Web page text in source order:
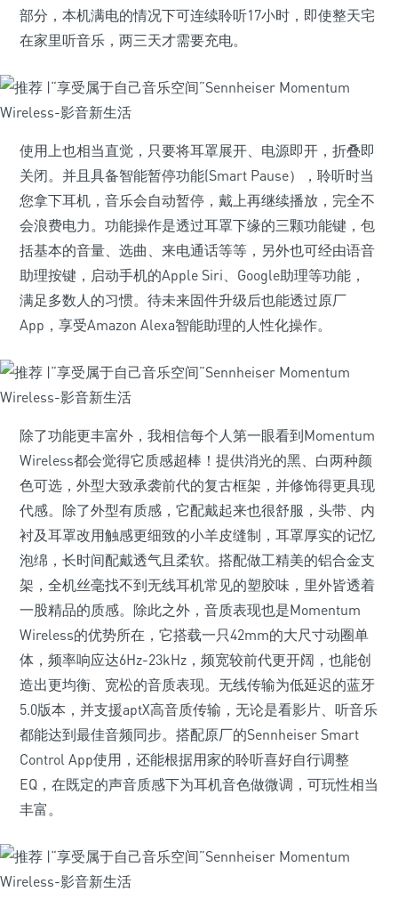
部分，本机满电的情况下可连续聆听17小时，即使整天宅
在家里听音乐，两三天才需要充电。
使用上也相当直觉，只要将耳罩展开、电源即开，折叠即
关闭。并且具备智能暂停功能(Smart Pause），聆听时当
您拿下耳机，音乐会自动暂停，戴上再继续播放，完全不
会浪费电力。功能操作是透过耳罩下缘的三颗功能键，包
括基本的音量、选曲、来电通话等等，另外也可经由语音
助理按键，启动手机的Apple Siri、Google助理等功能，
满足多数人的习惯。待未来固件升级后也能透过原厂
App，享受Amazon Alexa智能助理的人性化操作。
除了功能更丰富外，我相信每个人第一眼看到Momentum
Wireless都会觉得它质感超棒！提供消光的黑、白两种颜
色可选，外型大致承袭前代的复古框架，并修饰得更具现
代感。除了外型有质感，它配戴起来也很舒服，头带、内
衬及耳罩改用触感更细致的小羊皮缝制，耳罩厚实的记忆
泡绵，长时间配戴透气且柔软。搭配做工精美的铝合金支
架，全机丝毫找不到无线耳机常见的塑胶味，里外皆透着
一股精品的质感。除此之外，音质表现也是Momentum
Wireless的优势所在，它搭载一只42mm的大尺寸动圈单
体，频率响应达6Hz-23kHz，频宽较前代更开阔，也能创
造出更均衡、宽松的音质表现。无线传输为低延迟的蓝牙
5.0版本，并支援aptX高音质传输，无论是看影片、听音乐
都能达到最佳音频同步。搭配原厂的Sennheiser Smart
Control App使用，还能根据用家的聆听喜好自行调整
EQ，在既定的声音质感下为耳机音色做微调，可玩性相当
丰富。